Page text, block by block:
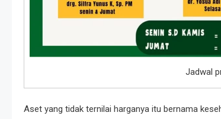
Jadwal
Aset yang tidak ternilai harganya itu bernama